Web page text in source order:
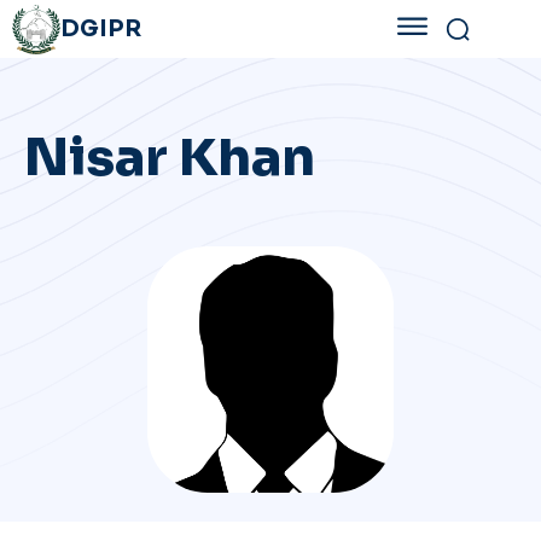
DGIPR
Nisar Khan